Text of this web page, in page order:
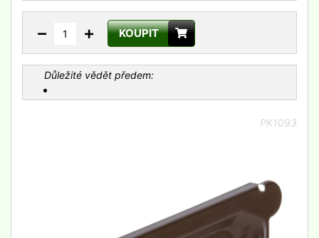
KOUPIT
Důležité vědět předem:
PK1093